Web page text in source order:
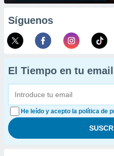
Síguenos
El Tiempo en tu email
He leído y acepto la política de